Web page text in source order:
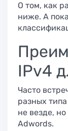
О том, как
ниже. А
IPv4
Часто
разных
не везде,
Adwords.